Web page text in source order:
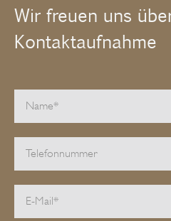
Wir freuen uns
Kontaktaufnahme